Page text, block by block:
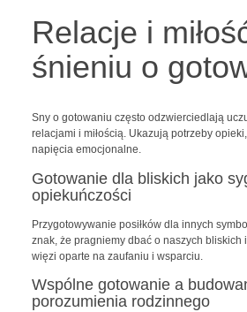
Relacje i
śnieniu o
Sny o gotowaniu często odzwierciedlają
relacjami i miłością. Ukazują potrzeby
napięcia emocjonalne.
Gotowanie dla bliskich jako
opiekuńczości
Przygotowywanie posiłków dla innych
znak, że pragniemy dbać o naszych bliskich
więzi oparte na zaufaniu i wsparciu.
Wspólne gotowanie a
porozumienia rodzinnego